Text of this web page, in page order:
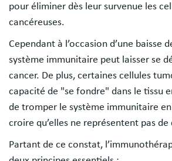
pour éliminer dès leur survenue les
cancéreuses.
Cependant à l’occasion d’une baisse
système immunitaire peut laisser se
cancer. De plus, certaines cellules
capacité de "se fondre" dans le tissu
de tromper le système immunitaire
croire qu’elles ne représentent pas de
Partant de ce constat,